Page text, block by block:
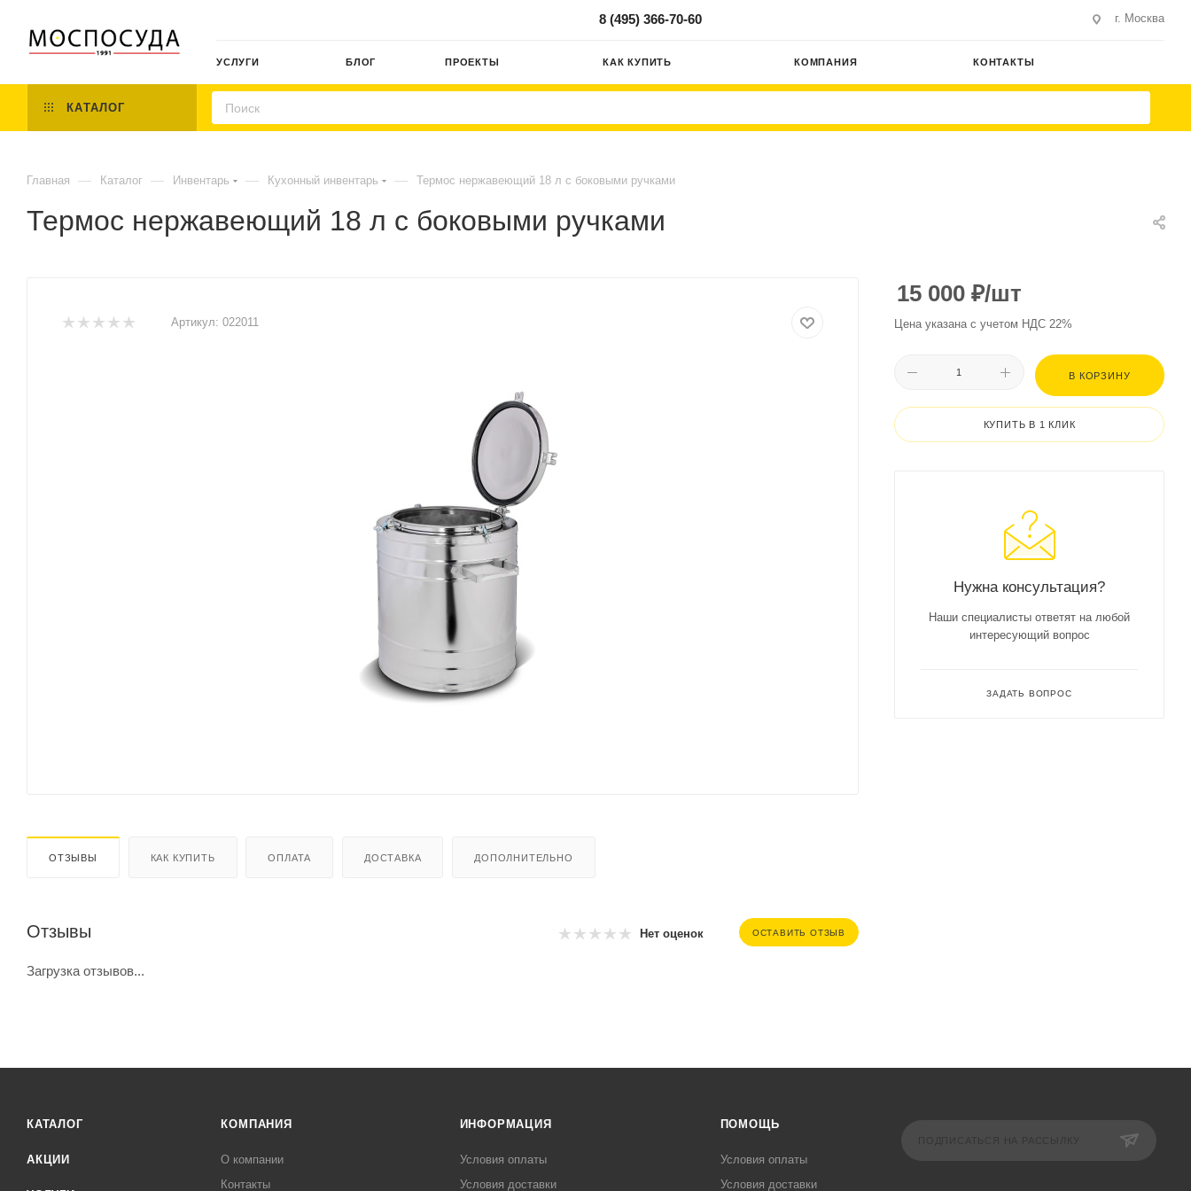
8 (495) 366-70-60 г. Москва
УСЛУГИ БЛОГ ПРОЕКТЫ КАК КУПИТЬ КОМПАНИЯ КОНТАКТЫ
КАТАЛОГ
Главная — Каталог — Инвентарь — Кухонный инвентарь — Термос нержавеющий 18 л с боковыми ручками
Термос нержавеющий 18 л с боковыми ручками
Артикул: 022011
ОТЗЫВЫ КАК КУПИТЬ ОПЛАТА ДОСТАВКА ДОПОЛНИТЕЛЬНО
Отзывы Нет оценок ОСТАВИТЬ ОТЗЫВ
Загрузка отзывов...
15 000 ₽/шт
Цена указана с учетом НДС 22%
В КОРЗИНУ
КУПИТЬ В 1 КЛИК
Нужна консультация?
Наши специалисты ответят на любой
интересующий вопрос
ЗАДАТЬ ВОПРОС
КАТАЛОГ
АКЦИИ
КОМПАНИЯ
О компании
Контакты
ИНФОРМАЦИЯ
Условия оплаты
Условия доставки
ПОМОЩЬ
Условия оплаты
Условия доставки